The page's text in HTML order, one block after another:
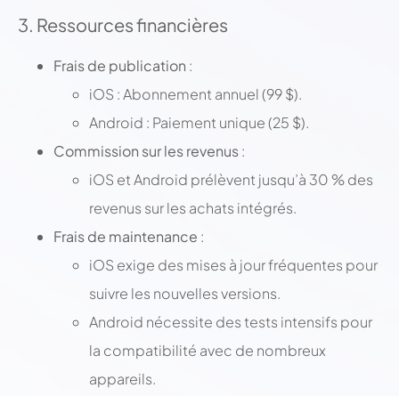
3. Ressources financières
Frais de publication :
iOS : Abonnement annuel (99 $).
Android : Paiement unique (25 $).
Commission sur les revenus:
iOS et Android prélèvent jusqu’à 30 % des
revenus sur les achats intégrés.
Frais de maintenance :
iOS exige des mises à jour fréquentes pour
suivre les nouvelles versions.
Android nécessite des tests intensifs pour
la compatibilité avec de nombreux
appareils.